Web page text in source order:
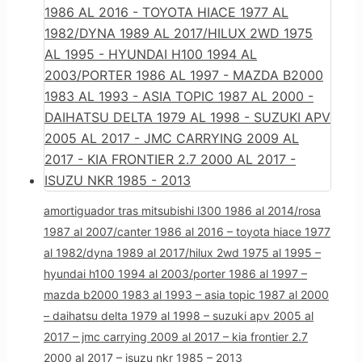
amortiguador tras mitsubishi l300 1986 al 2014/rosa
1987 al 2007/canter 1986 al 2016 – toyota hiace 1977
al 1982/dyna 1989 al 2017/hilux 2wd 1975 al 1995 –
hyundai h100 1994 al 2003/porter 1986 al 1997 –
mazda b2000 1983 al 1993 – asia topic 1987 al 2000
– daihatsu delta 1979 al 1998 – suzuki apv 2005 al
2017 – jmc carrying 2009 al 2017 – kia frontier 2.7
2000 al 2017 – isuzu nkr 1985 – 2013